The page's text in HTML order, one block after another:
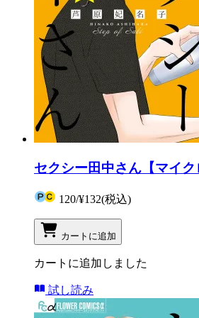
セクシー田中さん【マイク
120/¥132(税込)
カートに追加
カートに追加しました
試し読み